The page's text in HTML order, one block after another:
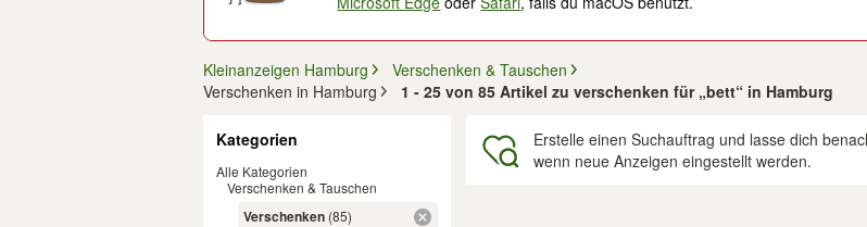
Kleinanzeigen Hamburg
Verschenken & Tauschen
Verschenken in Hamburg
1 - 25 von 85 Artikel zu verschenken für „bett“ in Hamburg
Kategorien
Alle Kategorien
Verschenken & Tauschen
Verschenken (85)
Erstelle einen Suchauftrag und lasse dich
wenn neue Anzeigen eingestellt werden.